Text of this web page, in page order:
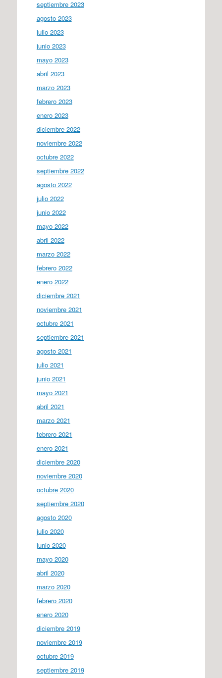
septiembre 2023
agosto 2023
julio 2023
junio 2023
mayo 2023
abril 2023
marzo 2023
febrero 2023
enero 2023
diciembre 2022
noviembre 2022
octubre 2022
septiembre 2022
agosto 2022
julio 2022
junio 2022
mayo 2022
abril 2022
marzo 2022
febrero 2022
enero 2022
diciembre 2021
noviembre 2021
octubre 2021
septiembre 2021
agosto 2021
julio 2021
junio 2021
mayo 2021
abril 2021
marzo 2021
febrero 2021
enero 2021
diciembre 2020
noviembre 2020
octubre 2020
septiembre 2020
agosto 2020
julio 2020
junio 2020
mayo 2020
abril 2020
marzo 2020
febrero 2020
enero 2020
diciembre 2019
noviembre 2019
octubre 2019
septiembre 2019